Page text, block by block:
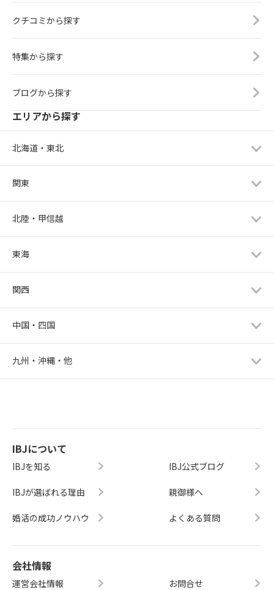
クチコミから探す
特集から探す
ブログから探す
エリアから探す
北海道・東北
関東
北陸・甲信越
東海
関西
中国・四国
九州・沖縄・他
IBJについて
IBJを知る
IBJが選ばれる理由
婚活の成功ノウハウ
IBJ公式ブログ
親御様へ
よくある質問
会社情報
運営会社情報 お問合せ